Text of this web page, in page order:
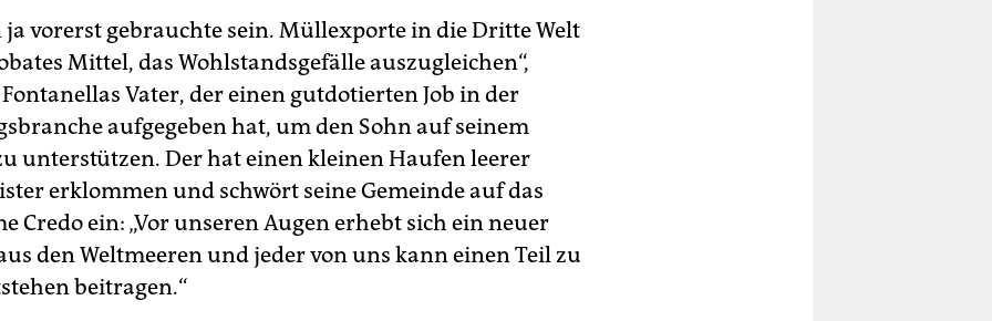
ja vorerst gebrauchte sein. Müllexporte in die Dritte Welt
Mittel, das Wohlstandsgefälle auszugleichen“,
Vater, der einen gutdotierten Job in der
aufgegeben hat, um den Sohn auf seinem
unterstützen. Der hat einen kleinen Haufen leerer
erklommen und schwört seine Gemeinde auf das
Credo ein: „Vor unseren Augen erhebt sich ein neuer
den Weltmeeren und jeder von uns kann einen Teil zu
beitragen.“